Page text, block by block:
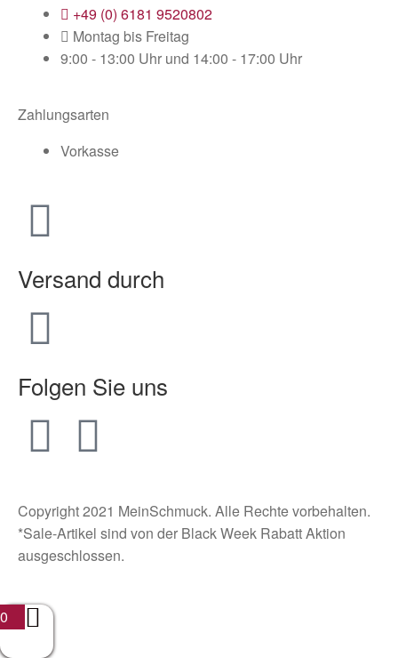
+49 (0) 6181 9520802
Montag bis Freitag
9:00 - 13:00 Uhr und 14:00 - 17:00 Uhr
Zahlungsarten
Vorkasse
Versand durch
Folgen Sie uns
Copyright 2021 MeinSchmuck. Alle Rechte vorbehalten.
*Sale-Artikel sind von der Black Week Rabatt Aktion
ausgeschlossen.
0